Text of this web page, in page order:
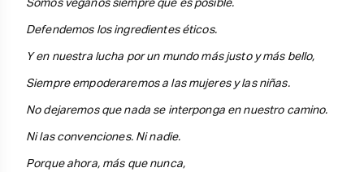
Defendemos los ingredientes éticos.
Y en nuestra lucha por un mundo más justo y más bello,
Siempre empoderaremos a las mujeres y las niñas.
No dejaremos que nada se interponga en nuestro camino.
Ni las convenciones. Ni nadie.
Porque ahora, más que nunca,